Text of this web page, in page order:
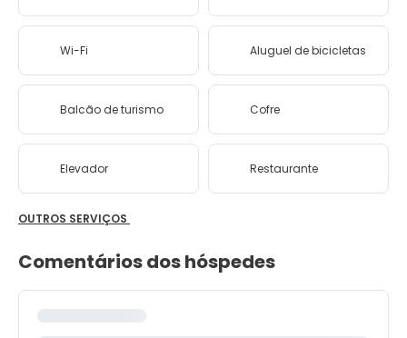
Wi-Fi Aluguel de bicicletas
Balcão de turismo Cofre
Elevador Restaurante
OUTROS SERVIÇOS
Comentários dos hóspedes